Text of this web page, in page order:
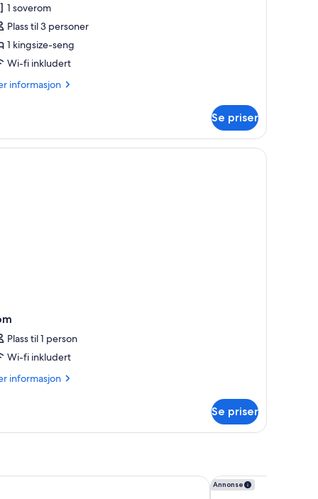
1 soverom
Plass til 3 personer
1 kingsize-seng
Wi-fi inkludert
informasjon
Se priser
Plass til 1 person
Wi-fi inkludert
informasjon
Se priser
Annonse
Intercontinental